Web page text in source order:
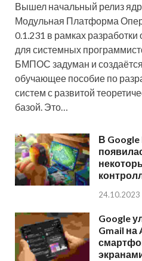
Вышел начальный релиз
Модульная Платформа
0.1.231 в рамках
для системных
БМПОС задуман и
обучающее пособие по
систем с развитой
базой. Это…
В Google
24.10.2023
Google
Gmail на